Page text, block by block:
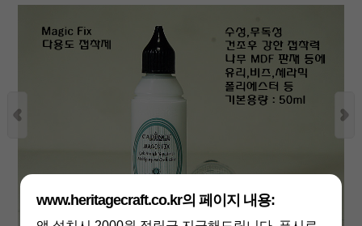
www.heritagecraft.co.kr의 페이지 내용: